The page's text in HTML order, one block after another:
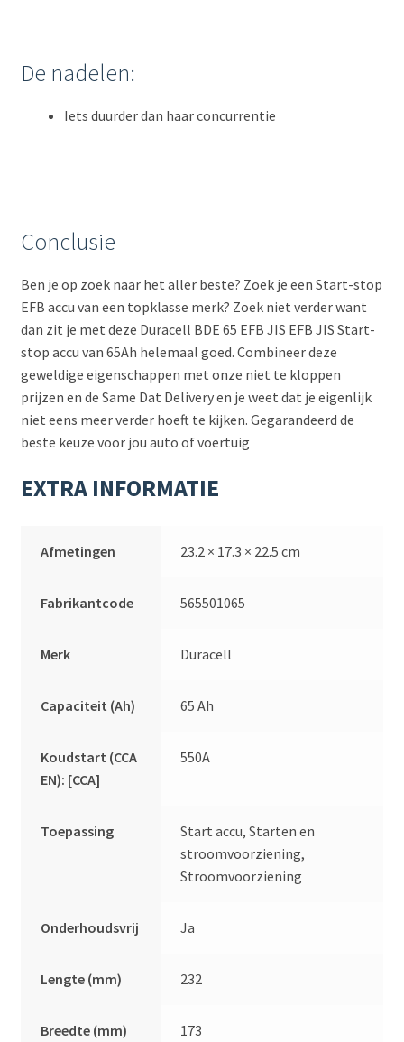
De nadelen:
Iets duurder dan haar concurrentie
Conclusie
Ben je op zoek naar het aller beste? Zoek je een Start-stop
EFB accu van een topklasse merk? Zoek niet verder want
dan zit je met deze Duracell BDE 65 EFB JIS EFB JIS Start-
stop accu van 65Ah helemaal goed. Combineer deze
geweldige eigenschappen met onze niet te kloppen
prijzen en de Same Dat Delivery en je weet dat je eigenlijk
niet eens meer verder hoeft te kijken. Gegarandeerd de
beste keuze voor jou auto of voertuig
EXTRA INFORMATIE
Afmetingen 23.2 × 17.3 × 22.5 cm
Fabrikantcode 565501065
Merk Duracell
Capaciteit (Ah) 65 Ah
Koudstart (CCA
EN): [CCA]
550A
Toepassing
Start accu, Starten en
stroomvoorziening,
Stroomvoorziening
Onderhoudsvrij Ja
Lengte (mm) 232
Breedte (mm) 173